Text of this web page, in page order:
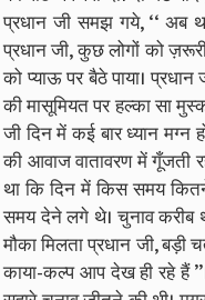
प्रधान जी समझ गये, ‘‘ अब
प्रधान जी, कुछ लोगों को
को प्याऊ पर बैठे पाया।
की मासूमियत पर हल्का सा
जी दिन में कई बार ध्यान मग्न
की आवाज वातावरण में गूँजती
था कि दिन में किस समय
समय देने लगे थे। चुनाव करीब
मौका मिलता प्रधान जी, बड़ी
काया-कल्प आप देख ही रहे हैं